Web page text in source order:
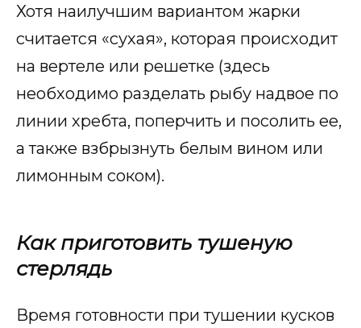
Хотя наилучшим вариантом жарки
считается «сухая», которая происходит
на вертеле или решетке (здесь
необходимо разделать рыбу надвое по
линии хребта, поперчить и посолить ее,
а также взбрызнуть белым вином или
лимонным соком).
Как приготовить тушеную
стерлядь
Время готовности при тушении кусков